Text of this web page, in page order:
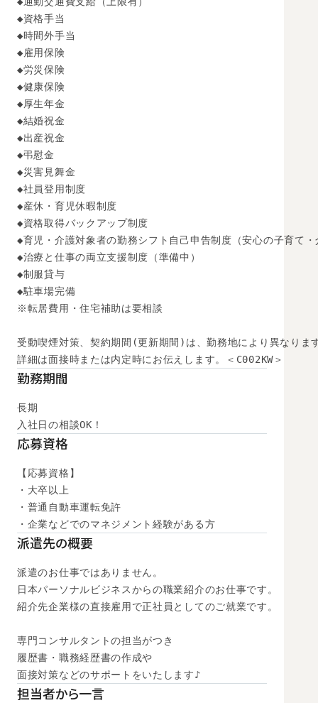
◆資格手当
◆時間外手当
◆雇用保険
◆労災保険
◆健康保険
◆厚生年金
◆結婚祝金
◆出産祝金
◆弔慰金
◆災害見舞金
◆社員登用制度
◆産休・育児休暇制度
◆資格取得バックアップ制度
◆育児・介護対象者の勤務シフト自己申告制度（安心の子育て
◆治療と仕事の両立支援制度（準備中）
◆制服貸与
◆駐車場完備
※転居費用・住宅補助は要相談
受動喫煙対策、契約期間(更新期間)は、勤務地により異なりま
詳細は面接時または内定時にお伝えします。＜C002KW＞
勤務期間
長期
入社日の相談OK！
応募資格
【応募資格】
・大卒以上
・普通自動車運転免許
・企業などでのマネジメント経験がある方
派遣先の概要
派遣のお仕事ではありません。
日本パーソナルビジネスからの職業紹介のお仕事です。
紹介先企業様の直接雇用で正社員としてのご就業です。
専門コンサルタントの担当がつき
履歴書・職務経歴書の作成や
面接対策などのサポートをいたします♪
担当者から一言